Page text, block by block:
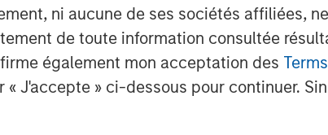
ni aucune de ses sociétés affiliées,
de toute information consultée
également mon acceptation des
J'accepte » ci-dessous pour continuer.
501F